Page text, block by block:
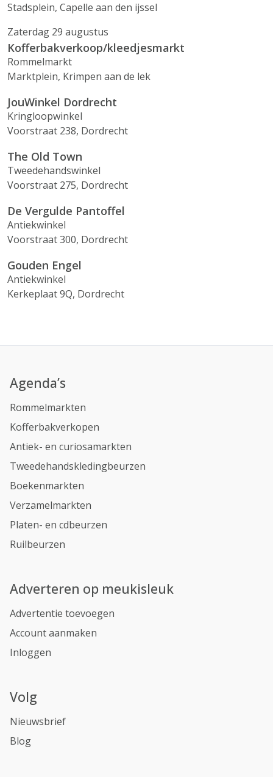
Stadsplein, Capelle aan den ijssel
Zaterdag 29 augustus
Kofferbakverkoop/kleedjesmarkt
Rommelmarkt
Marktplein, Krimpen aan de lek
JouWinkel Dordrecht
Kringloopwinkel
Voorstraat 238, Dordrecht
The Old Town
Tweedehandswinkel
Voorstraat 275, Dordrecht
De Vergulde Pantoffel
Antiekwinkel
Voorstraat 300, Dordrecht
Gouden Engel
Antiekwinkel
Kerkeplaat 9Q, Dordrecht
Agenda’s
Rommelmarkten
Kofferbakverkopen
Antiek- en curiosamarkten
Tweedehandskledingbeurzen
Boekenmarkten
Verzamelmarkten
Platen- en cdbeurzen
Ruilbeurzen
Adverteren op meukisleuk
Advertentie toevoegen
Account aanmaken
Inloggen
Volg
Nieuwsbrief
Blog